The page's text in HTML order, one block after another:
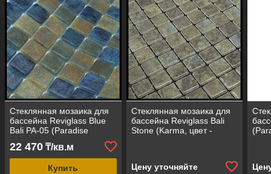
Стеклянная мозаика для
бассейна Reviglass Blue
Bali PA-05 (Paradise
Stones, цвет - синий-
серый)
22 470 ₸/кв.м
Купить
Стеклянная мозаика для
бассейна Reviglass Bali
Stone (Karma, цвет -
Цену уточняйте